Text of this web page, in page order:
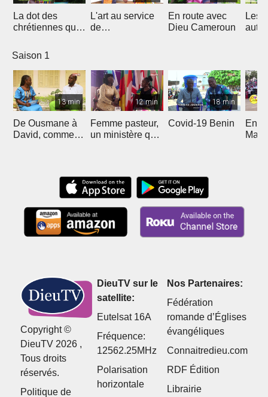
La dot des
chrétiennes qui
L'art au service
de
En route avec
Dieu Cameroun
Les
Saison 1
13 min
De Ousmane à
David, comment
12 min
Femme pasteur,
un ministère qui
18 min
Covid-19 Benin
En
Mali
Copyright ©
DieuTV 2026 ,
Tous droits
réservés.
Politique de
DieuTV sur le
satellite:
Eutelsat 16A
Fréquence:
12562.25MHz
Polarisation
horizontale
Nos Partenaires:
Fédération
romande d’Églises
évangéliques
Connaitredieu.com
RDF Édition
Librairie